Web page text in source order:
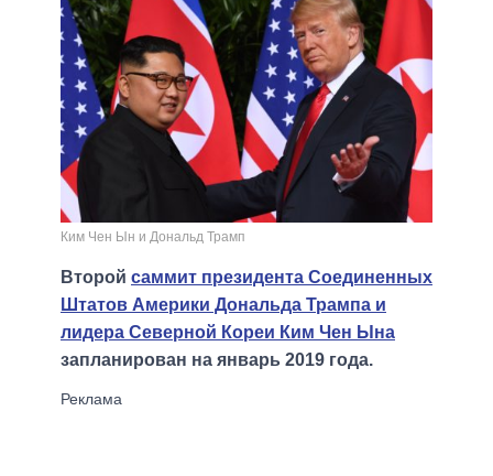
Ким Чен Ын и Дональд Трамп
Второй саммит президента Соединенных
Штатов Америки Дональда Трампа и
лидера Северной Кореи Ким Чен Ына
запланирован на январь 2019 года.